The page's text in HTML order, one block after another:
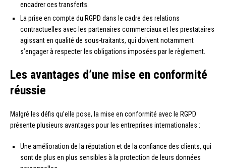
encadrer ces transferts.
La prise en compte du RGPD dans le cadre des relations
contractuelles avec les partenaires commerciaux et les prestataires
agissant en qualité de sous-traitants, qui doivent notamment
s’engager à respecter les obligations imposées par le règlement.
Les avantages d’une mise en conformité
réussie
Malgré les défis qu’elle pose, la mise en conformité avec le RGPD
présente plusieurs avantages pour les entreprises internationales :
Une amélioration de la réputation et de la confiance des clients, qui
sont de plus en plus sensibles à la protection de leurs données